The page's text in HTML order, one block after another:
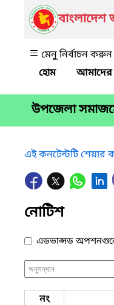
বাংলাদেশ
মেনু নির্বাচন করুন
আমাদের
উপজেলা
এই কনটেন্টটি শেয়ার
নোটিশ
এডভান্সড
নং